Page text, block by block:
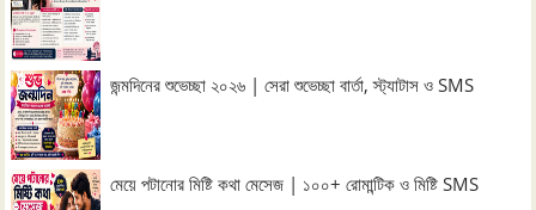
জন্মদিনের শুভেচ্ছা ২০২৬ | সেরা শুভেচ্ছা বার্তা, স্ট্যাটাস ও SMS
মেয়ে পটানোর মিষ্টি কথা মেসেজ | ১০০+ রোমান্টিক ও মিষ্টি SMS